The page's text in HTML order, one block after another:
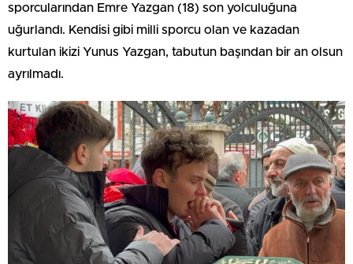
sporcularından Emre Yazgan (18) son yolculuğuna
uğurlandı. Kendisi gibi milli sporcu olan ve kazadan
kurtulan ikizi Yunus Yazgan, tabutun başından bir an olsun
ayrılmadı.